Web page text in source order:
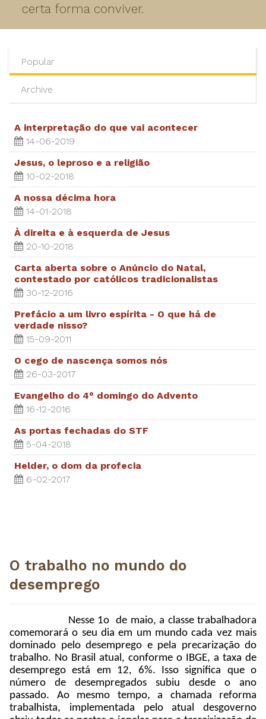
certa forma conviver.
Popular
Archive
A interpretação do que vai acontecer
14-06-2019
Jesus, o leproso e a religião
10-02-2018
A nossa décima hora
14-01-2018
À direita e à esquerda de Jesus
20-10-2018
Carta aberta sobre o Anúncio do Natal,
contestado por católicos tradicionalistas
30-12-2016
Prefácio a um livro espírita - O que há de
verdade nisso?
15-09-2011
O cego de nascença somos nós
26-03-2017
Evangelho do 4° domingo do Advento
16-12-2016
As portas fechadas do STF
5-04-2018
Helder, o dom da profecia
6-02-2017
O trabalho no mundo do
desemprego
Nesse 1o de maio, a classe trabalhadora
comemorará o seu dia em um mundo cada vez mais
dominado pelo desemprego e pela precarização do
trabalho. No Brasil atual, conforme o IBGE, a taxa de
desemprego está em 12, 6%. Isso significa que o
número de desempregados subiu desde o ano
passado. Ao mesmo tempo, a chamada reforma
trabalhista, implementada pelo atual desgoverno